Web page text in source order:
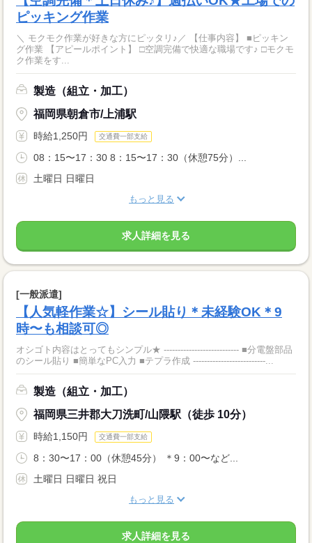
ピッキング作業
＼ モクモク作業が好きな方にピッタリ♪／ 【仕事内容】 ■ピッキン
グ作業 【アピールポイント】 □空調完備で快適な職場です♪ □モクモ
ク作業をす...
製造（組立・加工）
福岡県朝倉市/上浦駅
時給1,250円 交通費一部支給
08：15〜17：30 8：15〜17：30（休憩75分）...
土曜日 日曜日
もっと見る
求人詳細を見る
[一般派遣]
【人気軽作業☆】シール貼り＊未経験OK＊9
時〜も相談可◎
オシゴト内容はとってもシンプル★ --------------------------- ■分電盤部品
のシール貼り ■簡単なPC入力 ■テプラ作成 --------------------------...
製造（組立・加工）
福岡県三井郡大刀洗町/山隈駅（徒歩 10分）
時給1,150円 交通費一部支給
8：30〜17：00（休憩45分） ＊9：00〜など...
土曜日 日曜日 祝日
もっと見る
求人詳細を見る